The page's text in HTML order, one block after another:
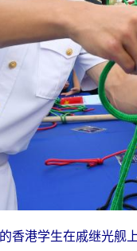
香港学生在戚继光舰